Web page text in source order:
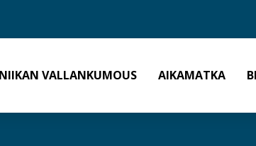
VALLANKUMOUS AIKAMATKA